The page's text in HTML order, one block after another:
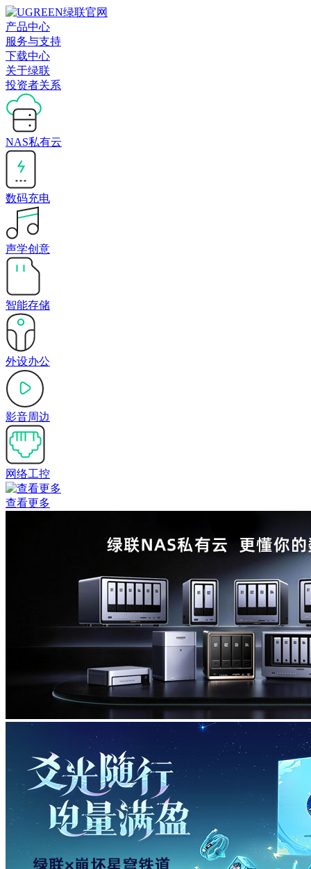
产品中心
服务与支持
下载中心
关于绿联
投资者关系
NAS私有云
数码充电
声学创意
智能存储
外设办公
影音周边
网络工控
查看更多